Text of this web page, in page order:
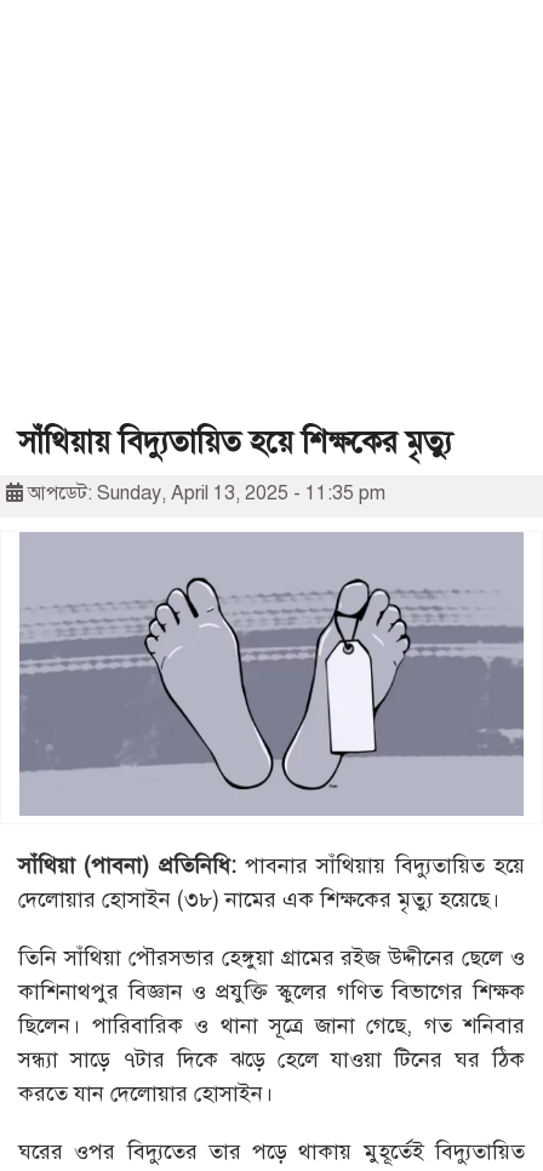
সাঁথিয়ায় বিদ্যুতায়িত হয়ে শিক্ষকের মৃত্যু
আপডেট: Sunday, April 13, 2025 - 11:35 pm
সাঁথিয়া(পাবনা) প্রতিনিধি:পাবনার সাঁথিয়ায় বিদ্যুতায়িত হয়ে
দেলোয়ার হোসাইন (৩৮) নামের এক শিক্ষকের মৃত্যু হয়েছে।
তিনি সাঁথিয়া পৌরসভার হেঙ্গুয়া গ্রামের রইজ উদ্দীনের ছেলে ও
কাশিনাথপুর বিজ্ঞান ও প্রযুক্তি স্কুলের গণিত বিভাগের শিক্ষক
ছিলেন। পারিবারিক ও থানা সূত্রে জানা গেছে, গত শনিবার
সন্ধ্যা সাড়ে ৭টার দিকে ঝড়ে হেলে যাওয়া টিনের ঘর ঠিক
করতে যান দেলোয়ার হোসাইন।
ঘরের ওপর বিদ্যুতের তার পড়ে থাকায় মুহূর্তেই বিদ্যুতায়িত